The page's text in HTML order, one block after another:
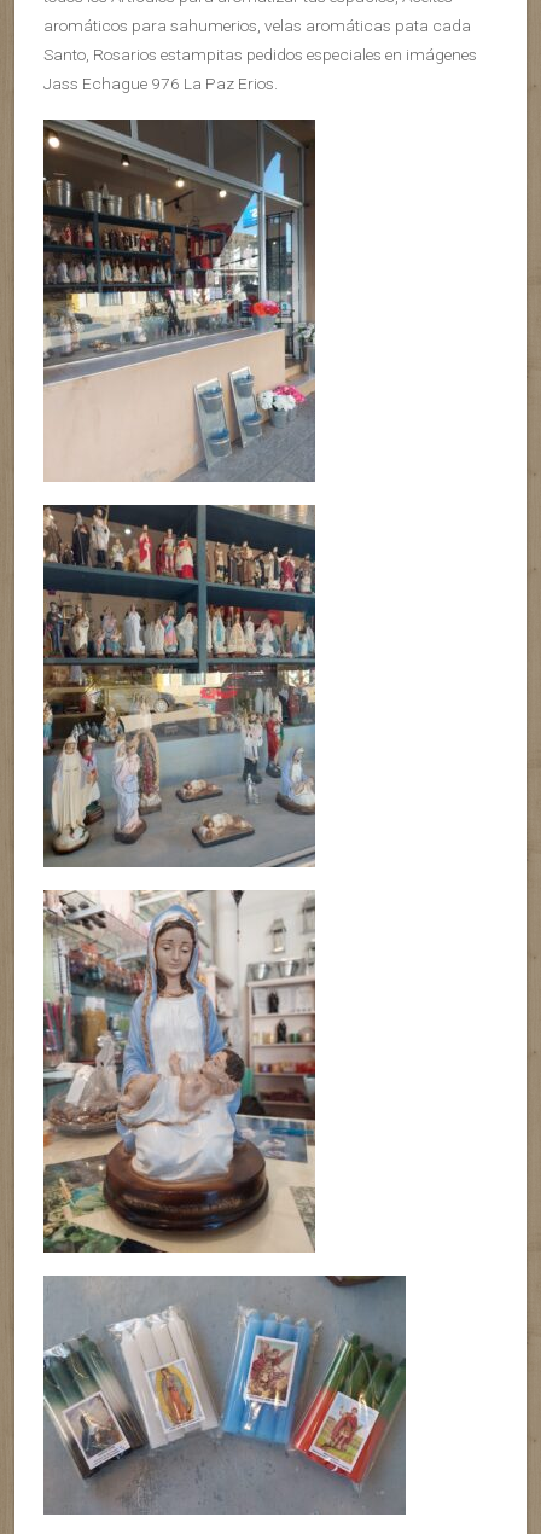
aromáticos para sahumerios, velas aromáticas pata cada
Santo, Rosarios estampitas pedidos especiales en imágenes
Jass Echague 976 La Paz Erios.